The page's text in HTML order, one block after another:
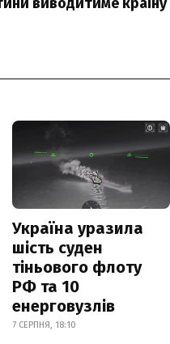
Україна уразила
шість суден
тіньового флоту
РФ та 10
енерговузлів
7 СЕРПНЯ, 18:10